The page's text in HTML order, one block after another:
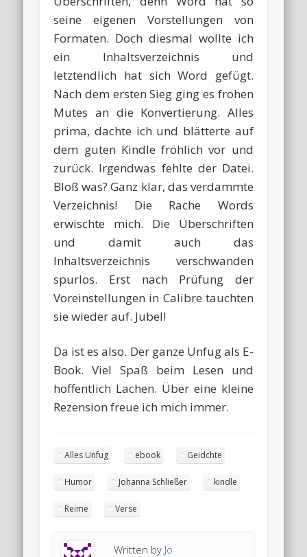
seine eigenen Vorstellungen von
Formaten. Doch diesmal wollte ich
ein Inhaltsverzeichnis und
letztendlich hat sich Word gefügt.
Nach dem ersten Sieg ging es frohen
Mutes an die Konvertierung. Alles
prima, dachte ich und blätterte auf
dem guten Kindle fröhlich vor und
zurück. Irgendwas fehlte der Datei.
Bloß was? Ganz klar, das verdammte
Verzeichnis! Die Rache Words
erwischte mich. Die Überschriften
und damit auch das
Inhaltsverzeichnis verschwanden
spurlos. Erst nach Prüfung der
Voreinstellungen in Calibre tauchten
sie wieder auf. Jubel!
Da ist es also. Der ganze Unfug als E-
Book. Viel Spaß beim Lesen und
hoffentlich Lachen. Über eine kleine
Rezension freue ich mich immer.
Alles Unfug ebook Geidchte
Humor Johanna Schließer kindle
Reime Verse
Written by Jo